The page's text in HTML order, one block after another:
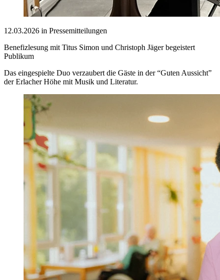
12.03.2026 in Pressemitteilungen
Benefizlesung mit Titus Simon und Christoph Jäger begeistert
Publikum
Das eingespielte Duo verzaubert die Gäste in der “Guten Aussicht”
der Erlacher Höhe mit Musik und Literatur.